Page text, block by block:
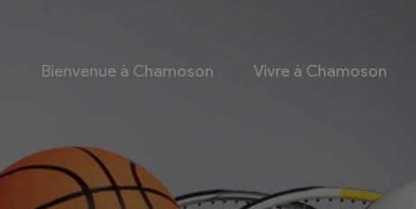
Bienvenue à Chamoson Vivre à Chamoson
Economie